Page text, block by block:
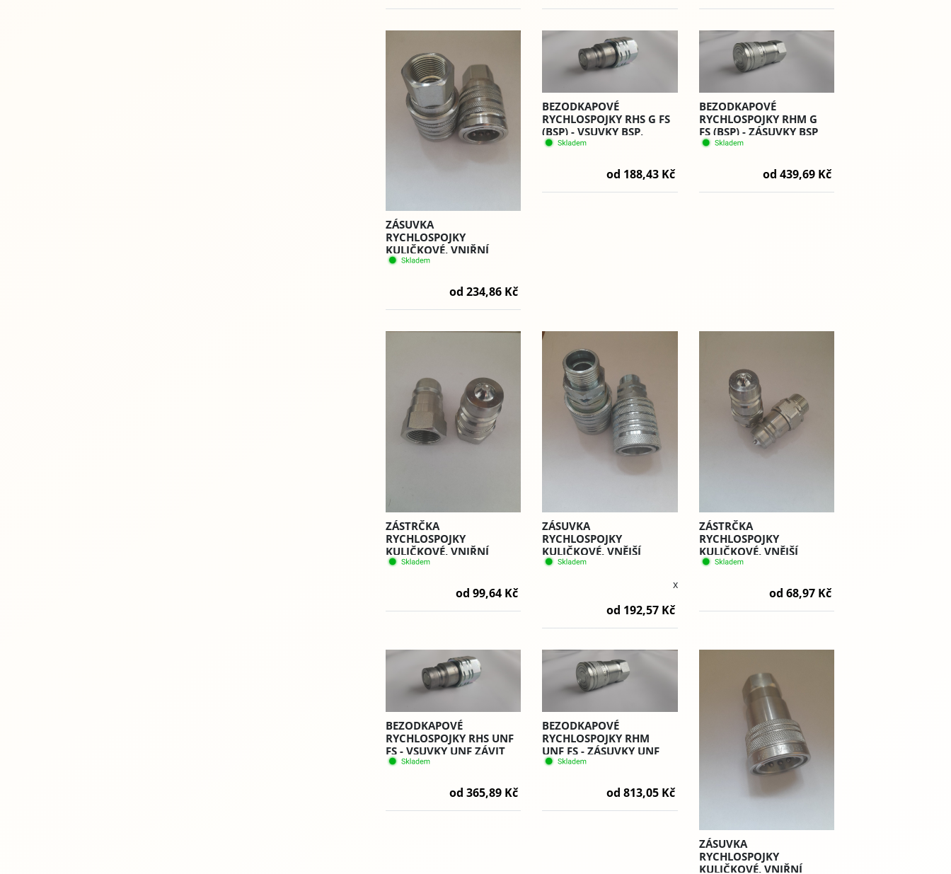
ZÁSUVKA
RYCHLOSPOJKY
KULIČKOVÉ, VNIŘNÍ
ZÁVIT METRICKÝ - RHM
od 234,86 Kč
BEZODKAPOVÉ
RYCHLOSPOJKY RHS G FS
(BSP) - VSUVKY BSP,
ZÁVIT PLT. 4
od 188,43 Kč
BEZODKAPOVÉ
RYCHLOSPOJKY RHM G
FS (BSP) - ZÁSUVKY BSP
ZÁVIT, PLT.4
od 439,69 Kč
ZÁSTRČKA
RYCHLOSPOJKY
KULIČKOVÉ, VNIŘNÍ
ZÁVIT METRICKÝ - RHS
od 99,64 Kč
ZÁSUVKA
RYCHLOSPOJKY
KULIČKOVÉ, VNĚJŠÍ
ZÁVIT METRICKÝ - RHM
x
od 192,57 Kč
ZÁSTRČKA
RYCHLOSPOJKY
KULIČKOVÉ, VNĚJŠÍ
ZÁVIT METRICKÝ - RHS
od 68,97 Kč
BEZODKAPOVÉ
RYCHLOSPOJKY RHS UNF
FS - VSUVKY UNF ZÁVIT
VNITŘNÍ PLT.4
od 365,89 Kč
BEZODKAPOVÉ
RYCHLOSPOJKY RHM
UNF FS - ZÁSUVKY UNF
ZÁVIT VNITŘNÍ PLT.4
od 813,05 Kč
ZÁSUVKA
RYCHLOSPOJKY
KULIČKOVÉ, VNIŘNÍ